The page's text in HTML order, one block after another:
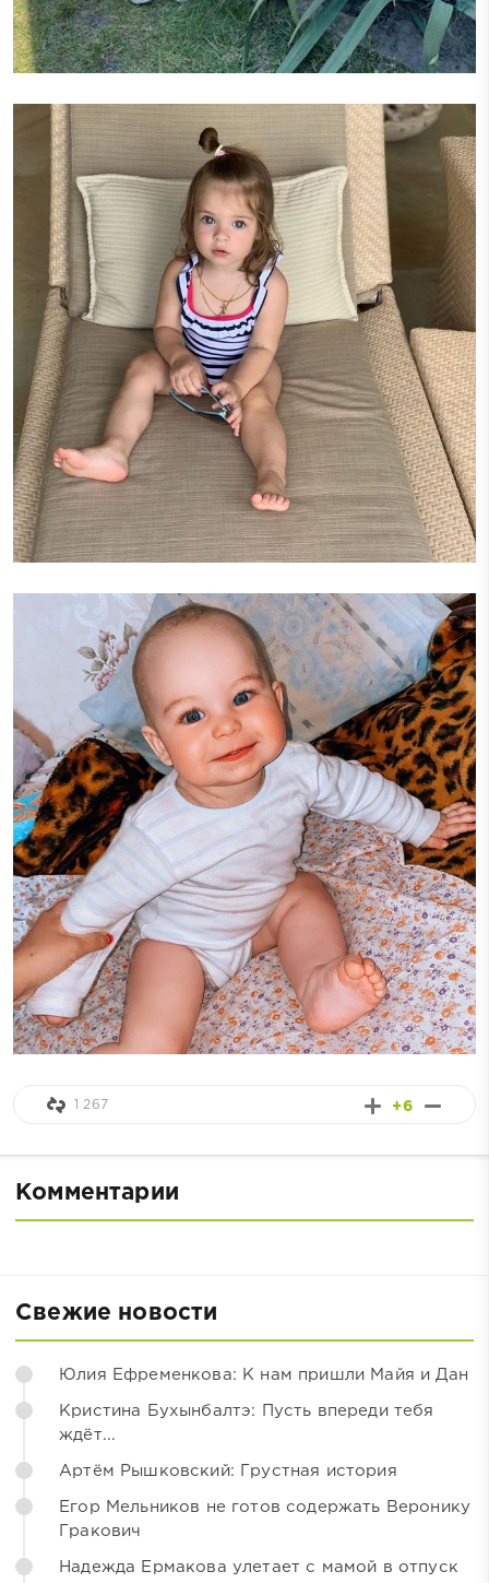
+6
1 267
Комментарии
Свежие новости
Юлия Ефременкова: К нам пришли Майя и Дан
Кристина Бухынбалтэ: Пусть впереди тебя
ждёт...
Артём Рышковский: Грустная история
Егор Мельников не готов содержать Веронику
Гракович
Надежда Ермакова улетает с мамой в отпуск